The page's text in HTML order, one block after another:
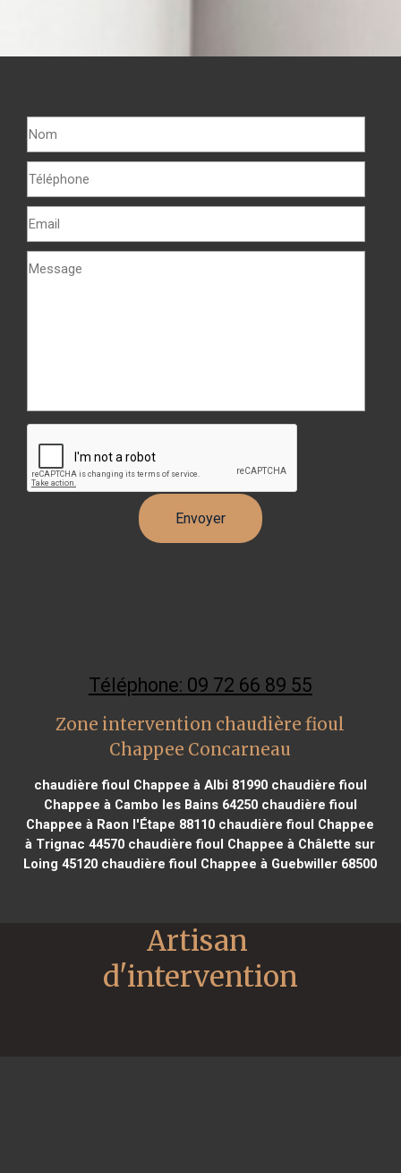
Téléphone: 09 72 66 89 55
Zone intervention chaudière fioul
Chappee Concarneau
chaudière fioul Chappee à Albi 81990chaudière fioul
Chappee à Cambo les Bains 64250chaudière fioul
Chappee à Raon l'Étape 88110 chaudière fioul Chappee
à Trignac 44570 chaudière fioul Chappee à Châlette sur
Loing 45120 chaudière fioul Chappee à Guebwiller 68500
Artisan
d'intervention